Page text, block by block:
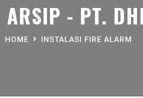
- PT.
HOME INSTALASI FIRE ALARM